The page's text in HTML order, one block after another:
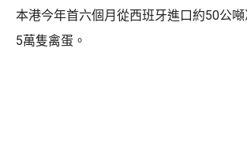
本港今年首六個月從西班牙進口約50公
5萬隻禽蛋。